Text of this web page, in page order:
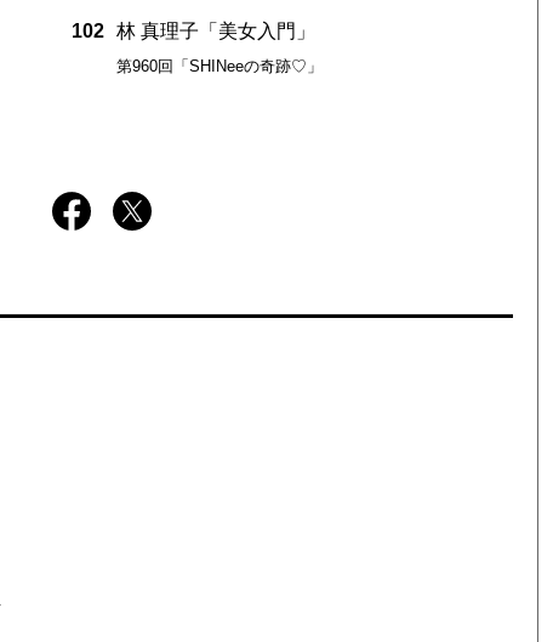
102 林 真理子「美女入門」
第960回「SHINeeの奇跡♡」